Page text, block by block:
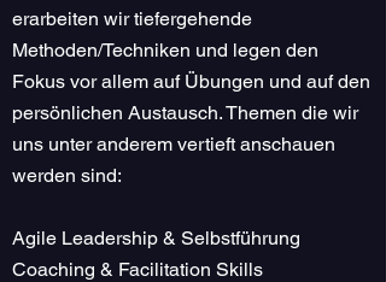
erarbeiten wir tiefergehende
Methoden/Techniken und legen den
Fokus vor allem auf Übungen und auf den
persönlichen Austausch. Themen die wir
uns unter anderem vertieft anschauen
werden sind:
Agile Leadership & Selbstführung
Coaching & Facilitation Skills